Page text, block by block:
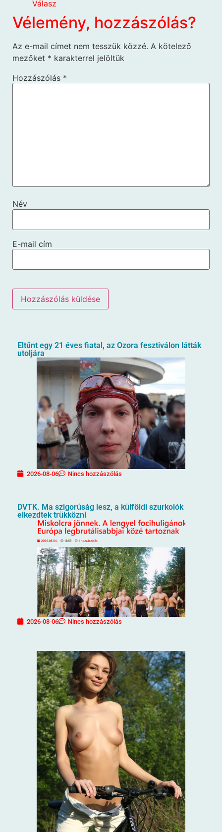
Válasz
Vélemény, hozzászólás?
Az e-mail címet nem tesszük közzé. A kötelező
mezőket * karakterrel jelöltük
Hozzászólás *
Név
E-mail cím
Eltűnt egy 21 éves fiatal, az Ozora fesztiválon látták
utoljára
2026-08-06 Nincs hozzászólás
DVTK. Ma szigorúság lesz, a külföldi szurkolók
elkezdtek trükközni
2026-08-06 Nincs hozzászólás